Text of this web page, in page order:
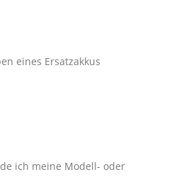
eines Ersatzakkus
ich meine Modell- oder